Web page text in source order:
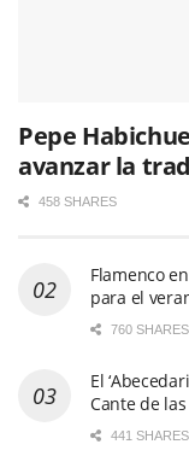
Pepe
avanzar la
458 SHARES
Flamenco
para el
760 SHARES
El
Cante de
441 SHARES